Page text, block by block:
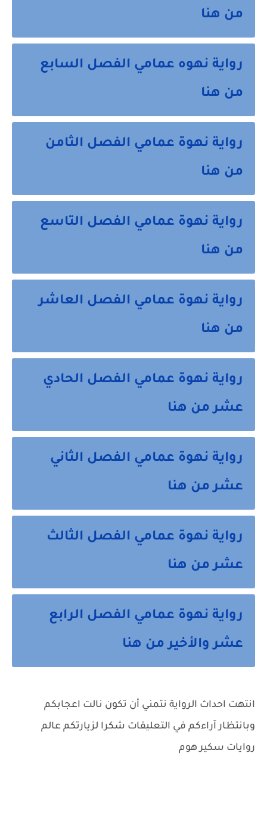
من هنا
رواية نهوه عمامي الفصل السابع
من هنا
رواية نهوة عمامي الفصل الثامن
من هنا
رواية نهوة عمامي الفصل التاسع
من هنا
رواية نهوة عمامي الفصل العاشر
من هنا
رواية نهوة عمامي الفصل الحادي
عشر من هنا
رواية نهوة عمامي الفصل الثاني
عشر من هنا
رواية نهوة عمامي الفصل الثالث
عشر من هنا
رواية نهوة عمامي الفصل الرابع
عشر والأخير من هنا
انتهت احداث الرواية نتمني أن تكون نالت اعجابكم
وبانتظار آراءكم في التعليقات شكرا لزيارتكم عالم
روايات سكير هوم